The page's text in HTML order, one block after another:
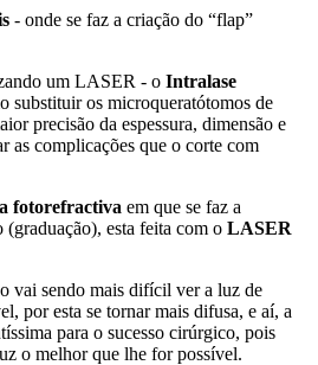
- onde se faz a criação do “flap”
um LASER - o Intralase
substituir os microqueratótomos de
precisão da espessura, dimensão e
as complicações que o corte com
fotorefractiva em que se faz a
esta feita com o LASER
vai sendo mais difícil ver a luz de
por esta se tornar mais difusa, e aí, a
para o sucesso cirúrgico, pois
o melhor que lhe for possível.